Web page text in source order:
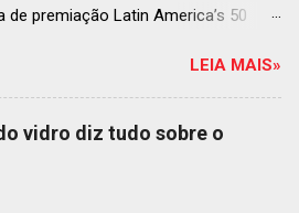
de premiação Latin America’s 50
em Antígua, Guatemala
Origem, o brasileiro mais
na lista estendida O Latin
50 Best Restaurants anunciou hoje a
nas posições No.51 a No.100,em
LEIA MAIS»
vidro diz tudo sobre o